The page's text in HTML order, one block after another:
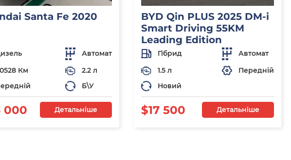
Santa Fe 2020
Автомат
Км
2.2 л
Б\У
000 Детальніше
BYD Qin PLUS 2025 DM-i
Smart Driving 55KM
Leading Edition
Гібрид
Автомат
1.5 л
Передній
Новий
$17 500 Детальніше